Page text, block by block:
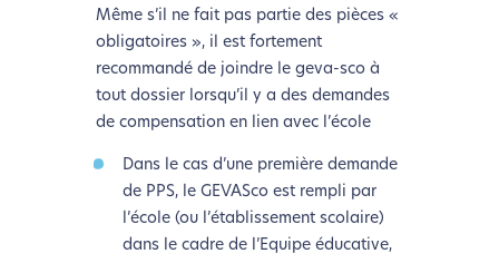
Même s’il ne fait pas partie des pièces «
obligatoires », il est fortement
recommandé de joindre le geva-sco à
tout dossier lorsqu’il y a des demandes
de compensation en lien avec l’école
Dans le cas d’une première demande
de PPS, le GEVASco est rempli par
l’école (ou l’établissement scolaire)
dans le cadre de l’Equipe éducative,